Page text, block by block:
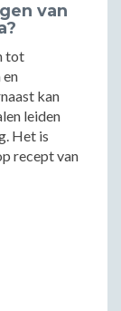
van
tot
kan
leiden
Het is
recept van